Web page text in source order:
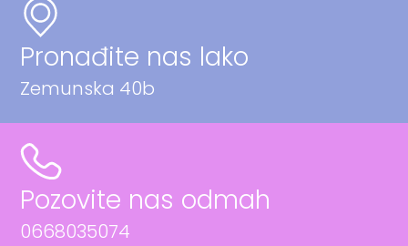
Pronađite nas lako
Zemunska 40b
Pozovite nas odmah
0668035074